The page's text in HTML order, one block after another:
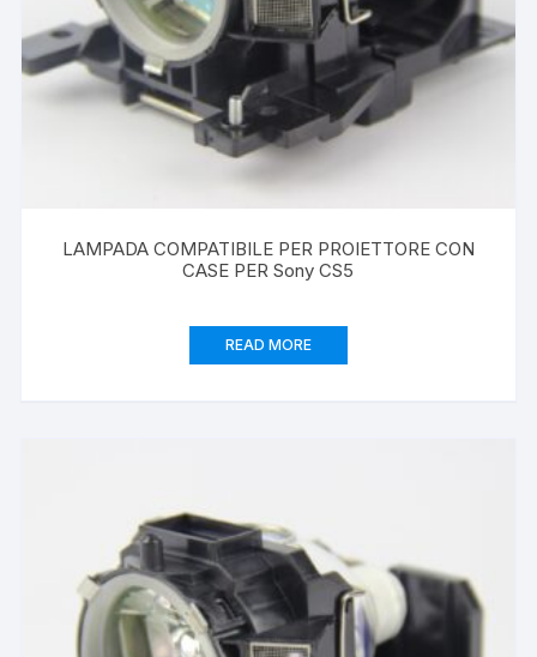
LAMPADA COMPATIBILE PER PROIETTORE CON
CASE PER Sony CS5
READ MORE